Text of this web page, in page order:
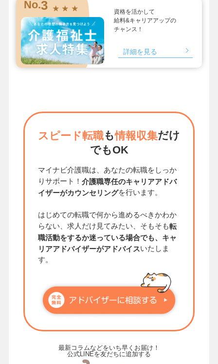
No.3 ★ ★ ★
資格を活かして
給料&キャリアアップの
チャンス！
詳細を見る
スピード転職も情報収集だけ
でもOK
マイナビ介護職は、あなたの転職をしっか
りサポート！ 介護職専任のキャリアアドバ
イザーがカウンセリングを行います。
はじめての転職で何から進めるべきかわか
らない、求人だけ見てみたい、そもそも転
職活動をするか迷っている場合でも、キャ
リアアドバイザーがアドバイスいたしま
す。
最新コラムなどをいち早くお届け！
公式LINEを友だちに追加する